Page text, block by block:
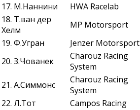
17. М.Наннини
HWA Racelab
18. Т.ван дер
Хелм
MP Motorsport
19. Ф.Угран
Jenzer Motorsport
20. З.Чованек
Charouz Racing
System
21. А.Симмонс
Charouz Racing
System
22. Л.Тот
Campos Racing